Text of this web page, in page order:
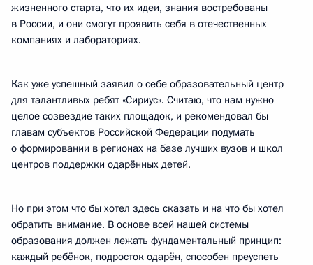
жизненного старта, что их идеи, знания востребованы
в России, и они смогут проявить себя в отечественных
компаниях и лабораториях.
Как уже успешный заявил о себе образовательный центр
для талантливых ребят «Сириус». Считаю, что нам нужно
целое созвездие таких площадок, и рекомендовал бы
главам субъектов Российской Федерации подумать
о формировании в регионах на базе лучших вузов и школ
центров поддержки одарённых детей.
Но при этом что бы хотел здесь сказать и на что бы хотел
обратить внимание. В основе всей нашей системы
образования должен лежать фундаментальный принцип:
каждый ребёнок, подросток одарён, способен преуспеть